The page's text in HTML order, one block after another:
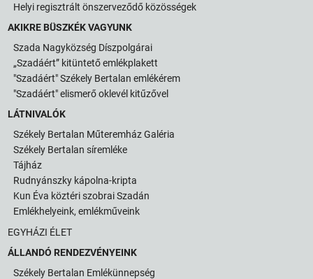
Helyi regisztrált önszerveződő közösségek
AKIKRE BÜSZKÉK VAGYUNK
Szada Nagyközség Díszpolgárai
„Szadáért” kitüntető emlékplakett
"Szadáért" Székely Bertalan emlékérem
"Szadáért" elismerő oklevél kitűzővel
LÁTNIVALÓK
Székely Bertalan Műteremház Galéria
Székely Bertalan síremléke
Tájház
Rudnyánszky kápolna-kripta
Kun Éva köztéri szobrai Szadán
Emlékhelyeink, emlékműveink
EGYHÁZI ÉLET
ÁLLANDÓ RENDEZVÉNYEINK
Székely Bertalan Emlékünnepség